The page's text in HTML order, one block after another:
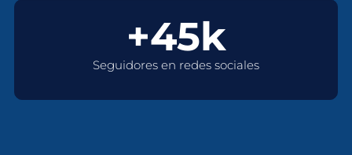
+45k
Seguidores en redes sociales